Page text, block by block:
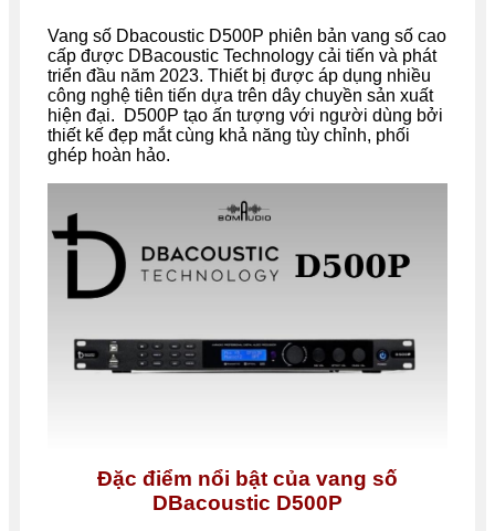
Vang số Dbacoustic D500P phiên bản vang số cao
cấp được DBacoustic Technology cải tiến và phát
triển đầu năm 2023. Thiết bị được áp dụng nhiều
công nghệ tiên tiến dựa trên dây chuyền sản xuất
hiện đại. D500P tạo ấn tượng với người dùng bởi
thiết kế đẹp mắt cùng khả năng tùy chỉnh, phối
ghép hoàn hảo.
Đặc điểm nổi bật của vang số
DBacoustic D500P